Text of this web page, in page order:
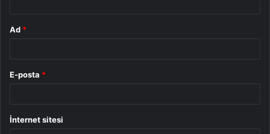
Ad *
E-posta *
İnternet sitesi